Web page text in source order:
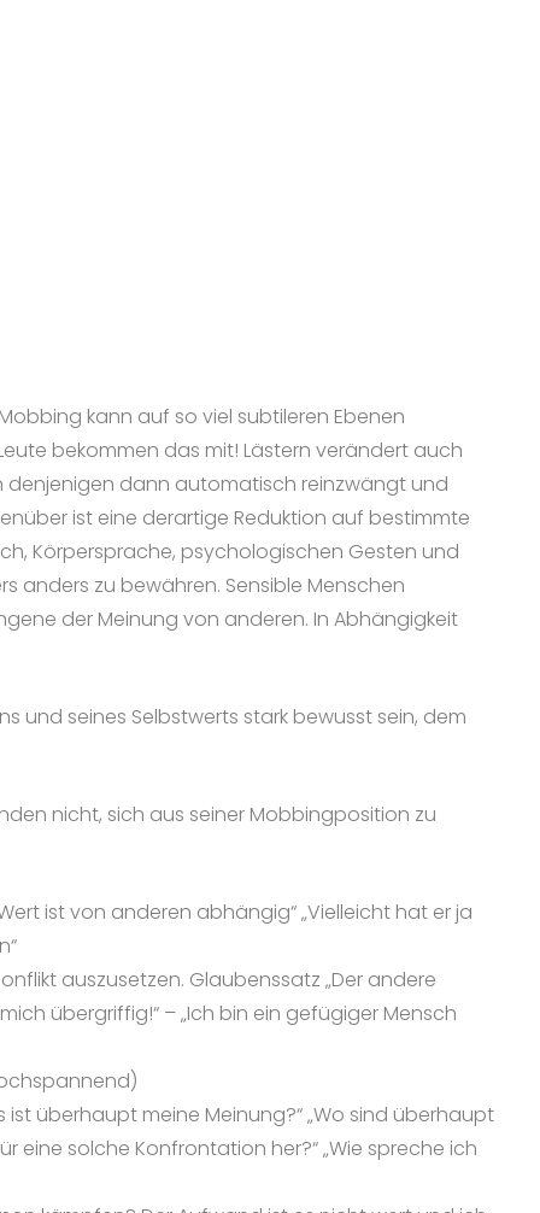
kann auf so viel subtileren Ebenen
bekommen das mit! Lästern verändert auch
denjenigen dann automatisch reinzwängt und
ist eine derartige Reduktion auf bestimmte
Körpersprache, psychologischen Gesten und
anders zu bewähren. Sensible Menschen
der Meinung von anderen. In Abhängigkeit
und seines Selbstwerts stark bewusst sein, dem
nicht, sich aus seiner Mobbingposition zu
ist von anderen abhängig“ „Vielleicht hat er ja
auszusetzen. Glaubenssatz „Der andere
übergriffig!“ – „Ich bin ein gefügiger Mensch
überhaupt meine Meinung?“ „Wo sind überhaupt
eine solche Konfrontation her?“ „Wie spreche ich